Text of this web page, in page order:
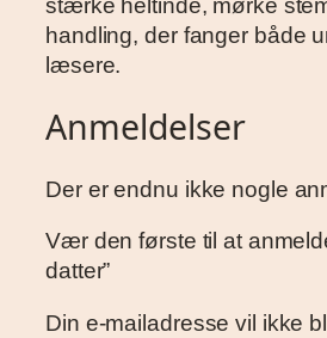
a
n
t
l
handling, der fanger både
læsere.
Anmeldelser
Der er endnu ikke nogle
Vær den første til at
datter”
Din e-mailadresse vil ikke